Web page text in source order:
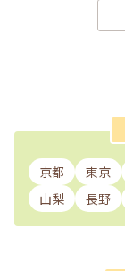
京都 東京
山梨
長野